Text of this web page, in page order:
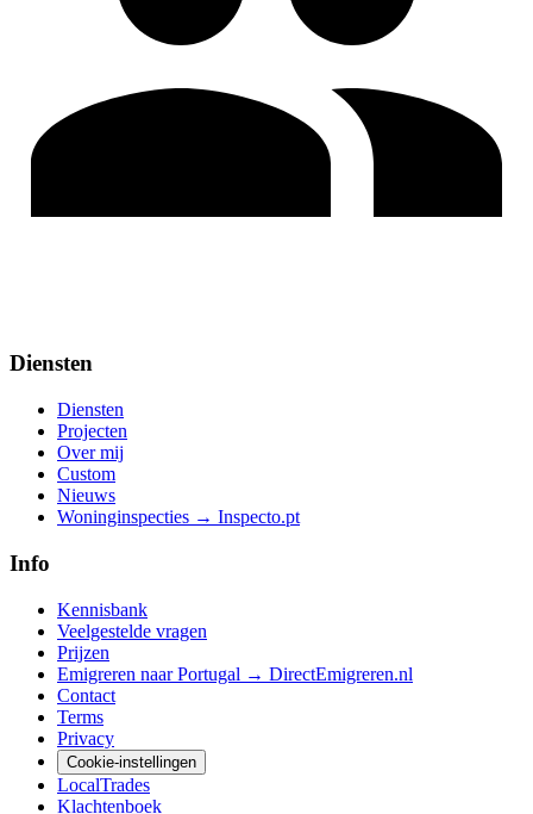
Diensten
Diensten
Projecten
Over mij
Custom
Nieuws
Woninginspecties → Inspecto.pt
Info
Kennisbank
Veelgestelde vragen
Prijzen
Emigreren naar Portugal → DirectEmigreren.nl
Contact
Terms
Privacy
Cookie-instellingen
LocalTrades
Klachtenboek